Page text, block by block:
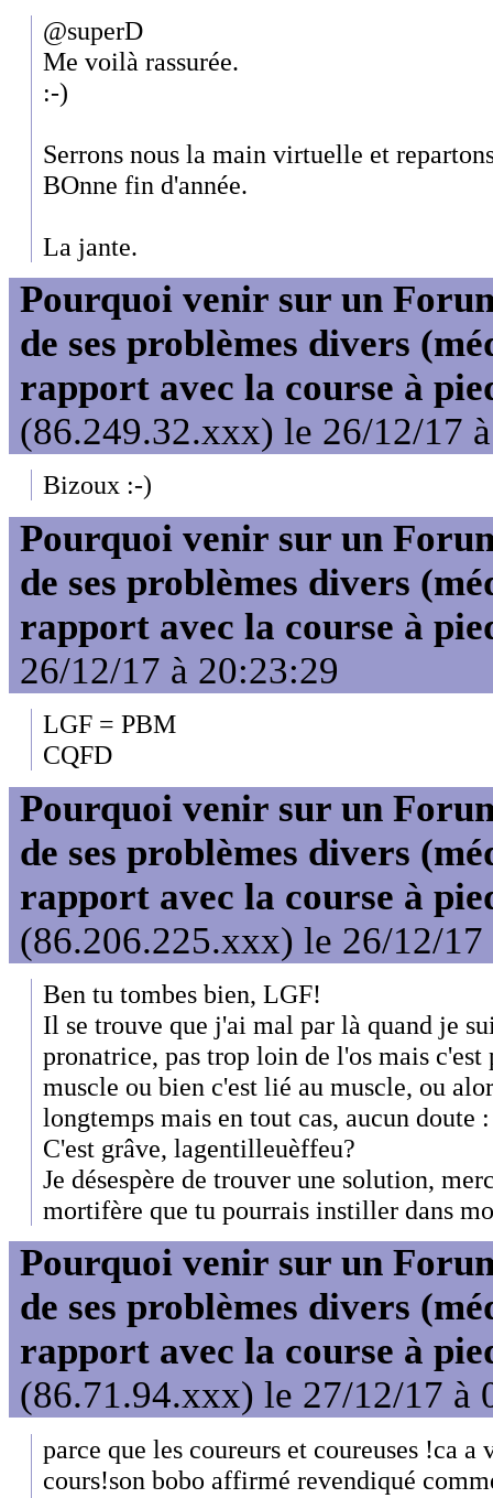
@superD
Me voilà rassurée.
:-)
Serrons nous la main virtuelle et
BOnne fin d'année.
La jante.
Pourquoi venir sur un
de ses problèmes divers
rapport avec la course à
(86.249.32.xxx) le 26/12/17
Bizoux :-)
Pourquoi venir sur un
de ses problèmes divers
rapport avec la course à
26/12/17 à 20:23:29
LGF = PBM
CQFD
Pourquoi venir sur un
de ses problèmes divers
rapport avec la course à
(86.206.225.xxx) le 26/12/17
Ben tu tombes bien, LGF!
Il se trouve que j'ai mal par là quand je
pronatrice, pas trop loin de l'os mais c'est
muscle ou bien c'est lié au muscle, ou
longtemps mais en tout cas, aucun doute
C'est grâve, lagentilleuèffeu?
Je désespère de trouver une solution,
mortifère que tu pourrais instiller dans
Pourquoi venir sur un
de ses problèmes divers
rapport avec la course à
(86.71.94.xxx) le 27/12/17 à
parce que les coureurs et coureuses !ca
cours!son bobo affirmé revendiqué